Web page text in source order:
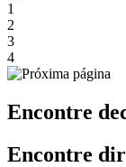
1
2
3
4
Encontre
Encontre